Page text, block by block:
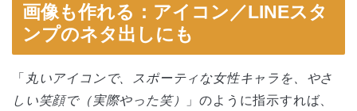
画像も作れる：アイコン／LINEスタ
ンプのネタ出しにも
「 丸いアイコンで、スポーティな女性キャラを、やさ
しい笑顔で（実際やった笑）
」のように指示すれば、